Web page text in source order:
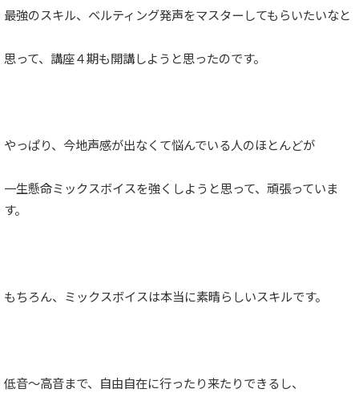
最強のスキル、ベルティング発声をマスターしてもらいたいなと
思って、講座４期も開講しようと思ったのです。
やっぱり、今地声感が出なくて悩んでいる人のほとんどが
一生懸命ミックスボイスを強くしようと思って、頑張っていま
す。
もちろん、ミックスボイスは本当に素晴らしいスキルです。
低音〜高音まで、自由自在に行ったり来たりできるし、